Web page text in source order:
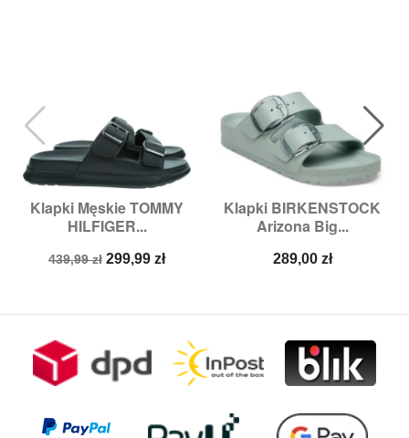
Klapki Męskie TOMMY
HILFIGER...
Cena
439,99 zł Cena
299,99 zł
Klapki BIRKENSTOCK
Arizona Big...
Cena
289,00 zł